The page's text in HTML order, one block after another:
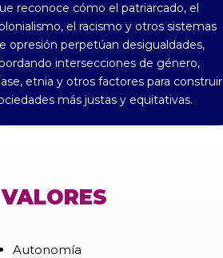
reconoce cómo el patriarcado, el
el racismo y otros sistemas
opresión perpetúan desigualdades,
intersecciones de género,
etnia y otros factores para construir
más justas y equitativas.
VALORES
Autonomía